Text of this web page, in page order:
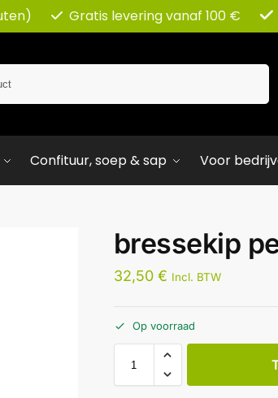
Gratis levering vanaf 100 €
Confituur, soep & sap Voor
bressekip
32,50 € Incl. BTW
Op voorraad